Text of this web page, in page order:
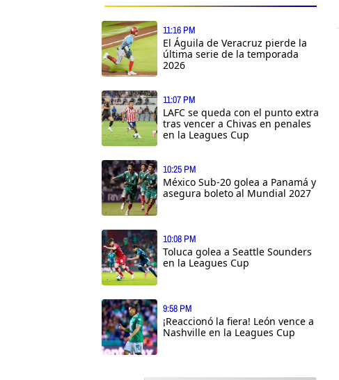
11:16 PM
El Águila de Veracruz pierde la
última serie de la temporada
2026
11:07 PM
LAFC se queda con el punto extra
tras vencer a Chivas en penales
en la Leagues Cup
10:25 PM
México Sub-20 golea a Panamá y
asegura boleto al Mundial 2027
10:08 PM
Toluca golea a Seattle Sounders
en la Leagues Cup
9:58 PM
¡Reaccionó la fiera! León vence a
Nashville en la Leagues Cup